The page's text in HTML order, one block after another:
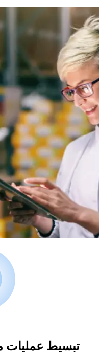
تبسيط عمليات